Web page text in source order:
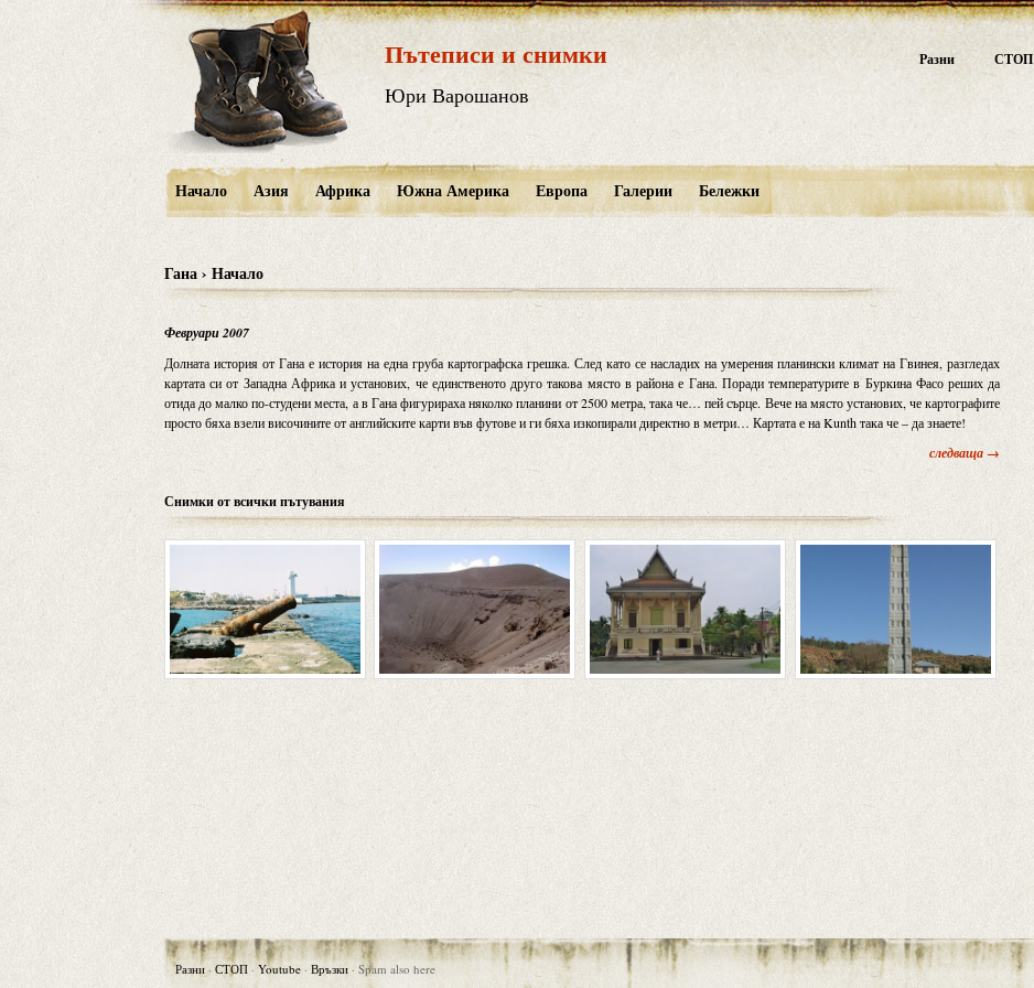
Пътеписи и снимки
Юри Варошанов
Разни СТОП
Начало Азия Африка Южна Америка Европа Галерии Бележки
Гана › Начало
Февруари 2007
Долната история от Гана е история на една груба картографска грешка. След като се насладих на умерения планински климат на Гвинея, разгледах
картата си от Западна Африка и установих, че единственото друго такова място в района е Гана. Поради температурите в Буркина Фасо реших да
отида до малко по-студени места, а в Гана фигурираха няколко планини от 2500 метра, така че… пей сърце. Вече на място установих, че картографите
просто бяха взели височините от английските карти във футове и ги бяха изкопирали директно в метри… Картата е на Kunth така че – да знаете!
следваща →
Снимки от всички пътувания
Разни · СТОП · Youtube · Връзки · Spam also here